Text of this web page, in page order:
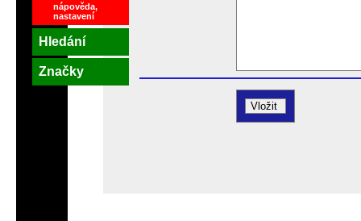
nápověda,
nastavení
Hledání
Značky